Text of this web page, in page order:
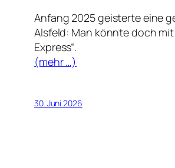
Anfang 2025 geisterte eine
Alsfeld: Man könnte doch
Express“.
(mehr …)
30. Juni 2026